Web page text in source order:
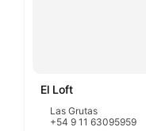
El Loft
Las Grutas
+54 9 11 63095959